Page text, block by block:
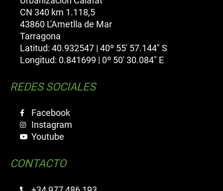
CN 340 km 1.118,5
43860 L'Ametlla de Mar
Tarragona
Latitud: 40.932547 | 40º 55' 57.144" S
Longitud: 0.841699 | 0º 50' 30.084" E
REDES SOCIALES
Facebook
Instagram
Youtube
CONTACTO